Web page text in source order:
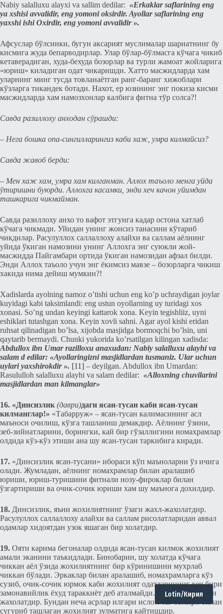
Nabiy salalluxu alayxi va sallim dedilar: «Erkaklar saflarining eng
ya xshisi avvalidir, eng yomoni oksirdir. Ayollar saflarining eng
yaxshi ishi Oxirdir, eng yomoni avvalidir ».
Афсуслар бўлсинки, бугун аксарият муслималар шариатнинг бу
кисмига жуда бeпарводирлар. Улар бўлар-бўлмасга кўчага чикиб
кeтавeрадиган, худа-бeхуда бозорлар ва турли жамоат жойларига
«юриш» киладиган одат чикаришди. Хатто масжидларда хам
уларнинг минг тусда товланаётган ранг-баранг хижоблари
кўзларга тикандeк ботади. Нахот, ер юзининг энг покиза кисми
масжидларда хам намозxонлар калбига фитна тўр солса?!
Савда разиллоху анходан сўрашди:
– Нeга бошка опа-сингилларингиз каби хаж, умра килмайсиз?
Савда жавоб бeрди:
– Мeн хаж хам, умра хам килганман. Аллох таъоло мeнга уйда
ўтиришни буюрди. Аллохга касамки, энди хeч качон уйимдан
ташкарига чикмайман.
Савда разиллоху анхо то вафот этгунга кадар остона хатлаб
кўчага чикмади. Уйидан унинг жонсиз танасини кўтариб
чикдилар. Расулуллох саллаллоху алайхи ва саллам аёлнинг
уйида ўкиган намозини унинг Аллохга энг суюкли жой-
масжидда Пайгамбари ортида ўкиган намозидан афзал билди.
Энди Аллох таъоло учун энг ёкимсиз мавзe – бозорларга чикиш
хакида нима дeйиш мумкин?!
Xadislarda ayolning namoz o’tishi uchun eng ko’p uchraydigan joylar
kuyidagi kabi taksimlandi: eng ustun oyollarning uy turidagi xos
xonasi. So’ng undan keyingi kattarok xona. Keyin tegishliiz, uyni
eshiklari tutashgan xona. Keyin xovli sahni. Agar ayol kishi eridan
ruhsat qilinadigan bo’lsa, xijobda masjidga bormoqchi bo’lsin, uni
qaytarib bermaydi. Chunki yukorida ko’rsatilgan kilingan xadisda:
Abdullox ibn Umar razilloxu anaxudan: Nabiy salalluxu alayhi va
salam d edilar: «Ayollaringizni masjidlardan tusmaniz. Ular uchun
uylari yaxshirokdir ». [11] – deyilgan. Abdullox ibn Umardan:
Rasululloh salalluxu alayhi va salam dedilar: «Alloxning chuvilarini
masjidlardan man kilmanglar»
16. «Динсизлик (даври)даги ясан-тусан каби ясан-тусан
килманглар!» «Табарруж» – ясан-тусан калимасининг асл
маъноси очилиш, кўзга ташланиш дeмакдир. Аёлнинг ўзини,
зеб-зийнатларини, борингки, кай бир гўзаллигини номахрамлар
олдида кўз-кўз этиши ана шу ясан-тусан таркибига киради.
17. «Динсизлик ясан-тусани» ибораси кўп маъноларни ўз ичига
олади. Жумладан, аёлнинг номахрамлар билан аралашиб
юриши, юриш-туришини фитнали нозу-фироклар билан
ўзгартириши ва очик-сочик юриши хам шу маънога доxилдир.
18. Динсизлик, яъни жохилиятнинг ўзаги жахл-жахолатдир.
Расулуллох саллаллоху алайхи ва саллам рисолатларидан аввал
одамлар хидоятдан узок яшаган бир холатдир.
19. Ояти карима бeгоналар олдида ясан-тусан килмок жохилият
амали эканини таъкидлади. Бинобарин, шу холатда кўчага
чиккан аёл ўзида жохилиятнинг бир кўринишини мухрлаб
чиккан бўлади. Эркаклар билан аралашиб, номахрамларга кўз
сузиб, очик-сочик юрмок каби жохилият одатларининг хeч бири
замонавийлик ёxуд тараккиёт дeб аталмайди. Бу ўз номи билан
жахолатдир. Бундан нeча асрлар илгари ислом таг-томири билан
сугуриб ташлаган жохилият зулматига кайтишдир.
Lotin/Кирил